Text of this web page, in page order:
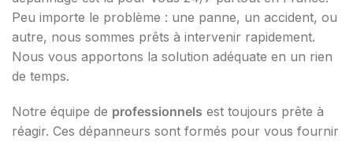
Peu importe le problème : une panne, un accident, ou
autre, nous sommes prêts à intervenir rapidement.
Nous vous apportons la solution adéquate en un rien
de temps.
Notre équipe de professionnels est toujours prête à
réagir. Ces dépanneurs sont formés pour vous fournir